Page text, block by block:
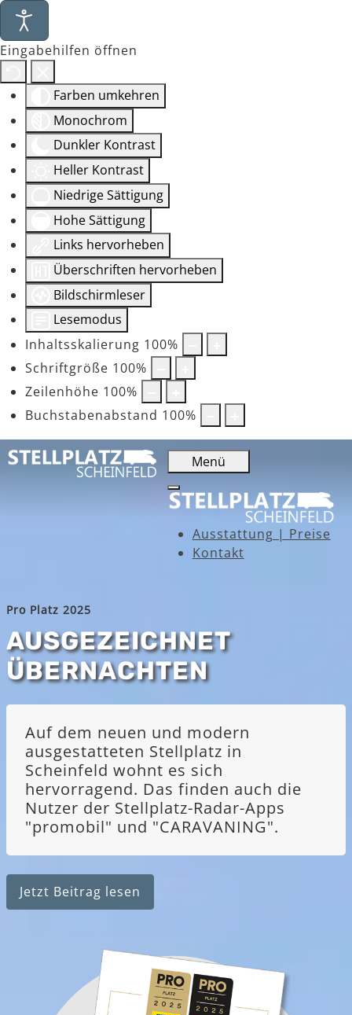
Eingabehilfen öffnen
Farben umkehren
Monochrom
Dunkler Kontrast
Heller Kontrast
Niedrige Sättigung
Hohe Sättigung
Links hervorheben
Überschriften hervorheben
Bildschirmleser
Lesemodus
Inhaltsskalierung 100%
Schriftgröße 100%
Zeilenhöhe 100%
Buchstabenabstand 100%
Menü
Ausstattung | Preise
Kontakt
Pro Platz 2025
AUSGEZEICHNET
ÜBERNACHTEN
Auf dem neuen und modern
ausgestatteten Stellplatz in
Scheinfeld wohnt es sich
hervorragend. Das finden auch die
Nutzer der Stellplatz-Radar-Apps
"promobil" und "CARAVANING".
Jetzt Beitrag lesen